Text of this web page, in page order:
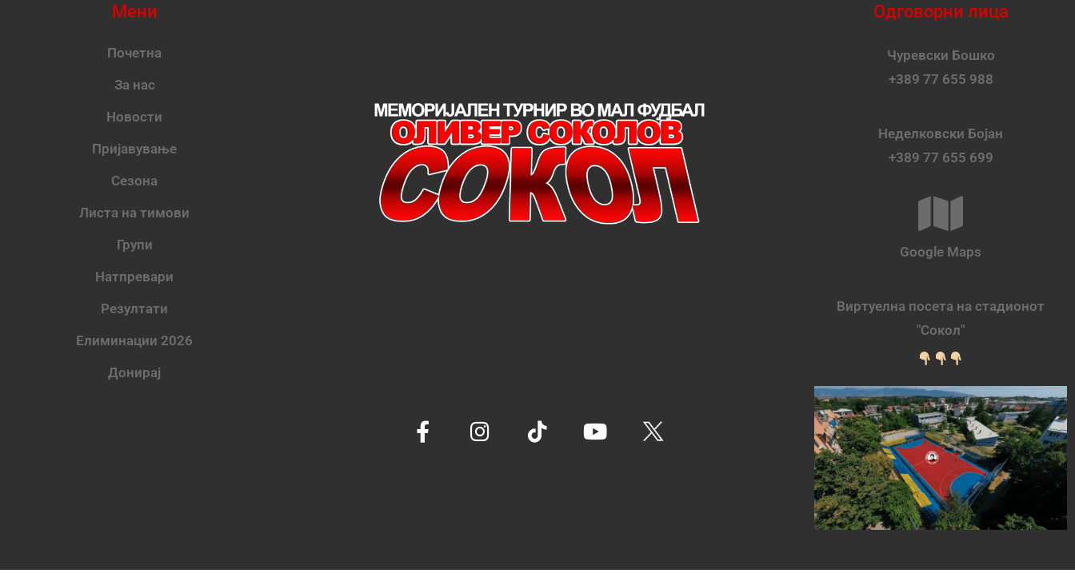
Мени
Почетна
За нас
Новости
Пријавување
Сезона
Листа на тимови
Групи
Натпревари
Резултати
Елиминации 2026
Донирај
Одговорни лица
Чуревски Бошко
+389 77 655 988
Неделковски Бојан
+389 77 655 699
Google Maps
Виртуелна посета на стадионот
"Сокол"